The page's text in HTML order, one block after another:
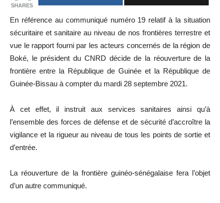
SHARES
En référence au communiqué numéro 19 relatif à la situation
sécuritaire et sanitaire au niveau de nos frontières terrestre et
vue le rapport fourni par les acteurs concernés de la région de
Boké, le président du CNRD décide de la réouverture de la
frontière entre la République de Guinée et la République de
Guinée-Bissau à compter du mardi 28 septembre 2021.
À cet effet, il instruit aux services sanitaires ainsi qu’à
l’ensemble des forces de défense et de sécurité d’accroître la
vigilance et la rigueur au niveau de tous les points de sortie et
d’entrée.
La réouverture de la frontière guinéo-sénégalaise fera l’objet
d’un autre communiqué.